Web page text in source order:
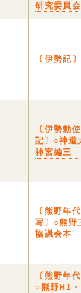
研究委員
〔伊勢記〕
〔伊勢勅
記〕○神道
神宮編三
〔熊野年
写〕○熊野
協議会本
〔熊野年
○熊野H1